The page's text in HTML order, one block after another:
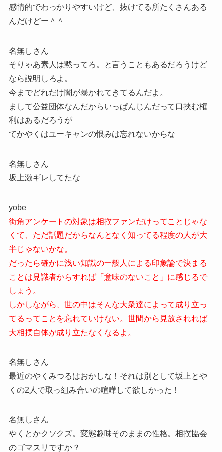
感情的でわっかりやすいけど、抜けてる所たくさんある
んだけどー＾＾
名無しさん
そりゃあ素人は黙ってろ。と言うこともあるだろうけど
なら説明しろよ。
今までどれだけ闇が暴かれてきてるんだよ。
まして公益団体なんだからいっぱんじんだって口挟む権
利はあるだろうが
てかやくはユーキャンの恨みは忘れないからな
名無しさん
坂上激ギレしてたな
yobe
街角アンケートの対象は相撲ファンだけってことじゃな
くて、ただ話題だからなんとなく知ってる程度の人が大
半じゃないかな。
だったら確かに浅い知識の一般人による印象論で決まる
ことは見識者からすれば「意味のないこと」に感じるで
しょう。
しかしながら、世の中はそんな大衆達によって成り立っ
てるってことを忘れていけない。世間から見放されれば
大相撲自体が成り立たなくなるよ。
名無しさん
最近のやくみつるはおかしな！それは別として坂上とや
くの2人で取っ組み合いの喧嘩して欲しかった！
名無しさん
やくとかクソクズ。変態趣味そのままの性格。相撲協会
のゴマスリですか？